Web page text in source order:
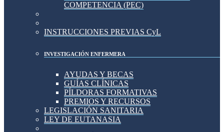
COMPETENCIA (PEC)
INSTRUCCIONES PREVIAS CyL
INVESTIGACIÓN ENFERMERA
AYUDAS Y BECAS
GUÍAS CLÍNICAS
PÍLDORAS FORMATIVAS
PREMIOS Y RECURSOS
LEGISLACIÓN SANITARIA
LEY DE EUTANASIA